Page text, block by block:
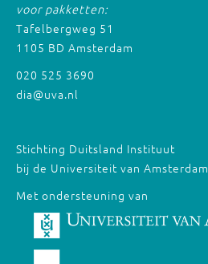
voor pakketten:
Tafelbergweg 51
1105 BD Amsterdam
020 525 3690
dia@uva.nl
Stichting Duitsland Instituut
bij de Universiteit van Amsterdam
Met ondersteuning van